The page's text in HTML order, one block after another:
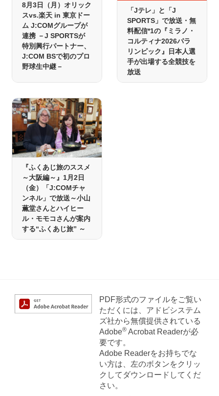
8月3日（月）オリック
スvs.楽天 in 東京ドー
ム J:COMグループが
連携 －J SPORTSが
特別興行パートナー、
J:COM BSで初のプロ
野球生中継－
「Jテレ」と「J
SPORTS」で放送・無
料配信*1の『ミラノ・
コルティナ2026パラ
リンピック』日本人選
手が出場する全競技を
放送
『ふくあじ旅のススメ
～大阪編～』1月2日
（金）「J:COMチャ
ンネル」で放送～小山
薫堂さんとハイヒー
ル・モモコさんが案内
する“ふくあじ旅” ～
PDF形式のファイルをご覧い
ただくには、アドビシステム
ズ社から無償提供されている
Adobe®Acrobat Readerが必
要です。
Adobe Readerをお持ちでな
い方は、左のボタンをクリッ
クしてダウンロードしてくだ
さい。